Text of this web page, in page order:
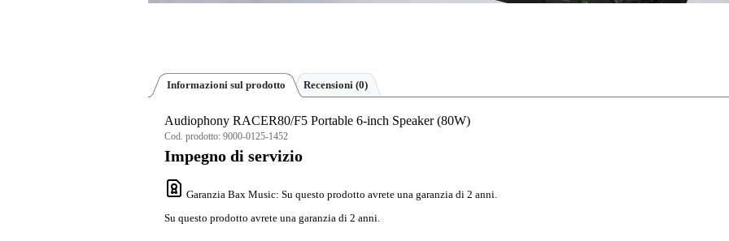
Informazioni sul prodotto Recensioni (0)
Audiophony RACER80/F5 Portable 6-inch Speaker (80W)
Cod. prodotto: 9000-0125-1452
Impegno di servizio
Garanzia Bax Music: Su questo prodotto avrete una garanzia di 2 anni.
Su questo prodotto avrete una garanzia di 2 anni.